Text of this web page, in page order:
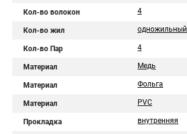
Кол-во волокон 4
Кол-во жил одножильный
Кол-во Пар 4
Материал Медь
Материал Фольга
Материал PVC
Прокладка внутренняя